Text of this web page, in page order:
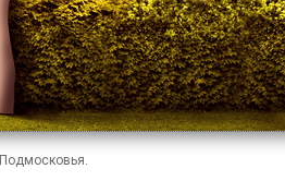
Подмосковья.